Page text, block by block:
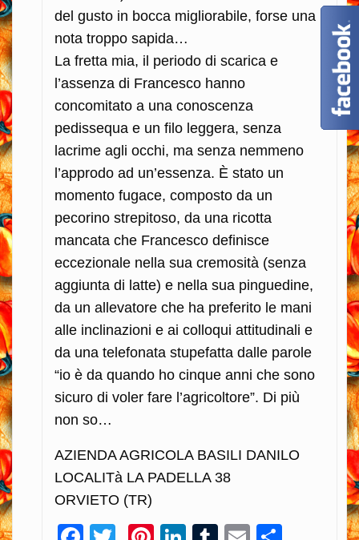
del gusto in bocca migliorabile, forse una
nota troppo sapida…
La fretta mia, il periodo di scarica e
l’assenza di Francesco hanno
concomitato a una conoscenza
pedissequa e un filo leggera, senza
lacrime agli occhi, ma senza nemmeno
l’approdo ad un’essenza. È stato un
momento fugace, composto da un
pecorino strepitoso, da una ricotta
mancata che Francesco definisce
eccezionale nella sua cremosità (senza
aggiunta di latte) e nella sua pinguedine,
da un allevatore che ha preferito le mani
alle inclinazioni e ai colloqui attitudinali e
da una telefonata stupefatta dalle parole
“io è da quando ho cinque anni che sono
sicuro di voler fare l’agricoltore”. Di più
non so…
AZIENDA AGRICOLA BASILI DANILO
LOCALITà LA PADELLA 38
ORVIETO (TR)